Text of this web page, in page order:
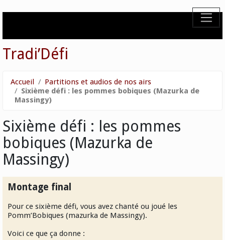
Tradi’Défi
Accueil
Partitions et audios de nos airs
Sixième défi : les pommes bobiques (Mazurka de
Massingy)
Sixième défi : les pommes
bobiques (Mazurka de
Massingy)
Montage final
Pour ce sixième défi, vous avez chanté ou joué les
Pomm’Bobiques (mazurka de Massingy).
Voici ce que ça donne :